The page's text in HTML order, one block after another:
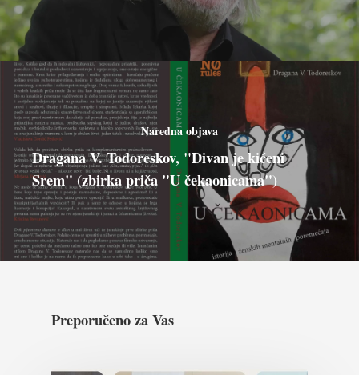
Naredna objava
Dragana V. Todoreskov, "Divan je kićeni
Srem" (zbirka priča "U čekaonicama")
Preporučeno za Vas